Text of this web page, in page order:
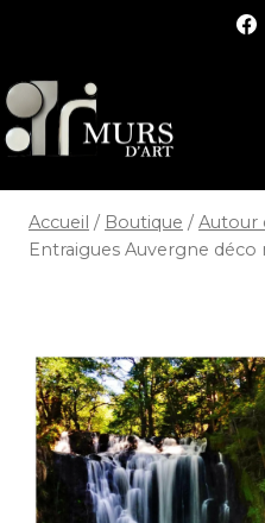
Accueil / Boutique / Autour
Entraigues Auvergne